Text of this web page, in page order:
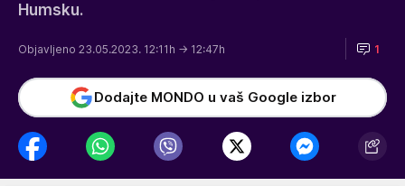
Humsku.
Objavljeno 23.05.2023. 12:11h → 12:47h 1
Dodajte MONDO u vaš Google izbor